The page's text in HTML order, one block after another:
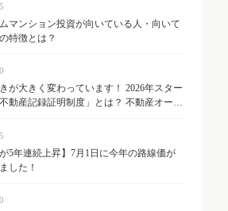
マンション投資が向いている人・向いて
特徴とは？
が大きく変わっています！ 2026年スター
動産記録証明制度」とは？ 不動産オーナ
が5年連続上昇】7月1日に今年の路線価が
した！